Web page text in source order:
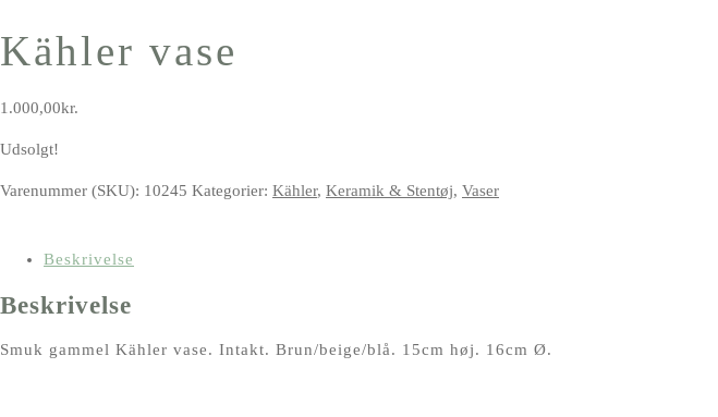
Kähler vase
1.000,00kr.
Udsolgt!
Varenummer (SKU): 10245 Kategorier: Kähler, Keramik & Stentøj, Vaser
Beskrivelse
Beskrivelse
Smuk gammel Kähler vase. Intakt. Brun/beige/blå. 15cm høj. 16cm Ø.